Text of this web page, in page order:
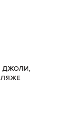
ДЖОЛИ,